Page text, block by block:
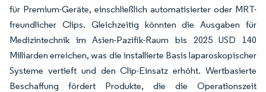
für Premium-Geräte, einschließlich automatisierter oder MRT-
freundlicher Clips. Gleichzeitig könnten die Ausgaben für
Medizintechnik im Asien-Pazifik-Raum bis 2025 USD 140
Milliarden erreichen, was die installierte Basis laparoskopischer
Systeme vertieft und den Clip-Einsatz erhöht. Wertbasierte
Beschaffung fördert Produkte, die die Operationszeit